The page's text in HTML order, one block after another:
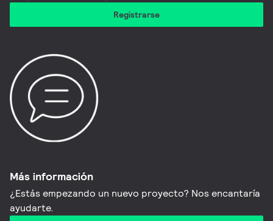
Registrarse
Más información
¿Estás empezando un nuevo proyecto? Nos encantaría
ayudarte.